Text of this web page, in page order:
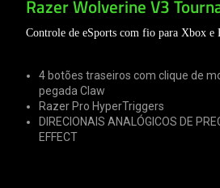
Razer Wolverine V3
Controle de eSports com fio para Xbox e
4 botões traseiros com clique de
pegada Claw
Razer Pro HyperTriggers
DIRECIONAIS ANALÓGICOS DE
EFFECT